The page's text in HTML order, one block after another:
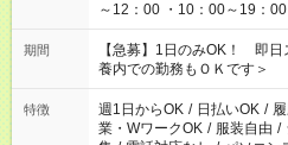
～12：00 ・10：00～19：
22：00 ・22：00～翌6：00
期間
【急募】1日のみOK！ 即
養内での勤務もＯＫです＞
特徴 週1日からOK / 日払いOK /
業・WワークOK / 服装自由 /